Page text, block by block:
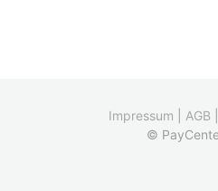
Impressum AGB
©